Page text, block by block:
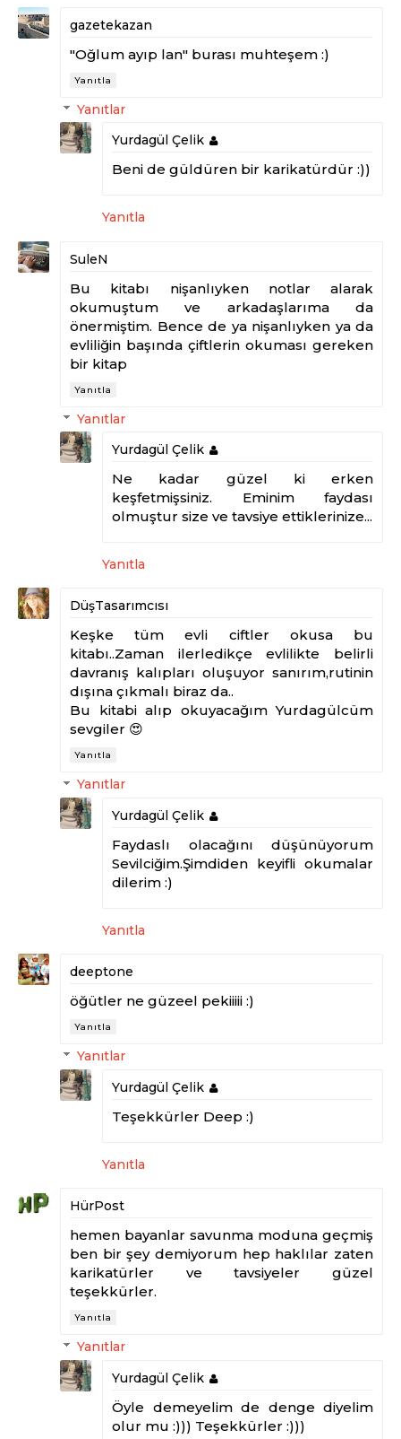
gazetekazan
"Oğlum ayıp lan" burası muhteşem :)
Yanıtla
Yanıtlar
Yurdagül Çelik
Beni de güldüren bir karikatürdür :))
Yanıtla
SuleN
Bu kitabı nişanlıyken notlar alarak
okumuştum ve arkadaşlarıma da
önermiştim. Bence de ya nişanlıyken ya da
evliliğin başında çiftlerin okuması gereken
bir kitap
Yanıtla
Yanıtlar
Yurdagül Çelik
Ne kadar güzel ki erken
keşfetmişsiniz. Eminim faydası
olmuştur size ve tavsiye ettiklerinize...
Yanıtla
DüşTasarımcısı
Keşke tüm evli ciftler okusa bu
kitabı..Zaman ilerledikçe evlilikte belirli
davranış kalıpları oluşuyor sanırım,rutinin
dışına çıkmalı biraz da..
Bu kitabi alıp okuyacağım Yurdagülcüm
sevgiler 😍
Yanıtla
Yanıtlar
Yurdagül Çelik
Faydaslı olacağını düşünüyorum
Sevilciğim.Şimdiden keyifli okumalar
dilerim :)
Yanıtla
deeptone
öğütler ne güzeel pekiiiii :)
Yanıtla
Yanıtlar
Yurdagül Çelik
Teşekkürler Deep :)
Yanıtla
HürPost
hemen bayanlar savunma moduna geçmiş
ben bir şey demiyorum hep haklılar zaten
karikatürler ve tavsiyeler güzel
teşekkürler.
Yanıtla
Yanıtlar
Yurdagül Çelik
Öyle demeyelim de denge diyelim
olur mu :))) Teşekkürler :)))